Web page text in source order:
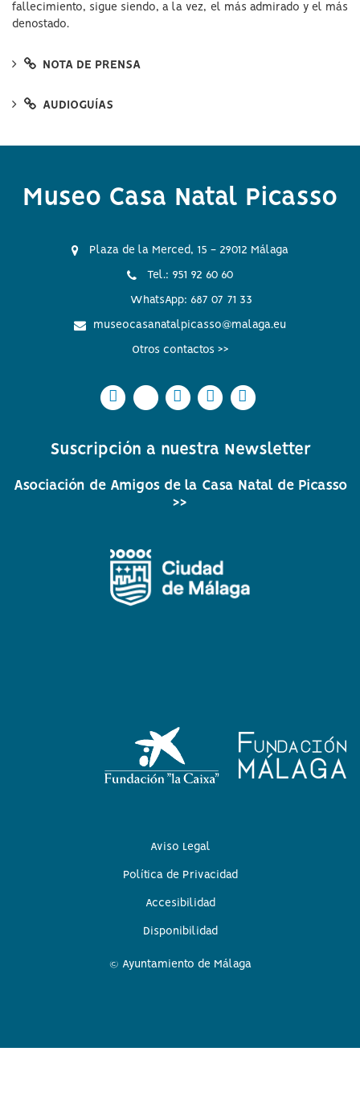
fallecimiento, sigue siendo, a la vez, el más admirado y el más
denostado.
NOTA DE PRENSA
AUDIOGUÍAS
Museo Casa Natal Picasso
Plaza de la Merced, 15 - 29012 Málaga
Tel.: 951 92 60 60
WhatsApp: 687 07 71 33
museocasanatalpicasso@malaga.eu
Otros contactos >>
Icono
Icono
facebook
Icono
Icono
twitter
Icono
Icono
Instagram
Icono
Icono
Whatsapp
Icono
Icono
Youtube
Suscripción a nuestra Newsletter
Asociación de Amigos de la Casa Natal de Picasso
>>
Aviso Legal
Política de Privacidad
Accesibilidad
Disponibilidad
© Ayuntamiento de Málaga